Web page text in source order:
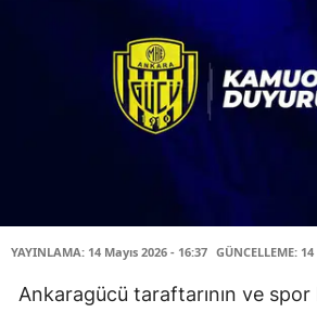
YAYINLAMA: 14 Mayıs 2026 - 16:37 GÜNCELLEME:
Ankaragücü taraftarının ve